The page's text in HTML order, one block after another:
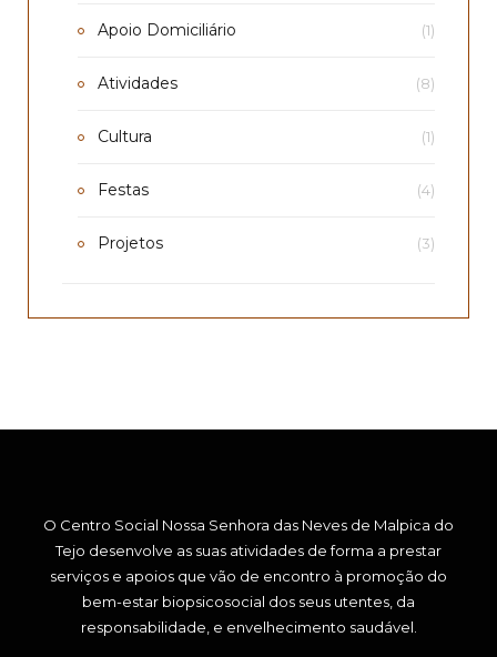
Apoio Domiciliário (1)
Atividades (8)
Cultura (1)
Festas (4)
Projetos (3)
O Centro Social Nossa Senhora das Neves de Malpica do
Tejo desenvolve as suas atividades de forma a prestar
serviços e apoios que vão de encontro à promoção do
bem-estar biopsicosocial dos seus utentes, da
responsabilidade, e envelhecimento saudável.